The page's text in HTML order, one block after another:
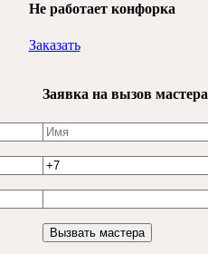
Не работает конфорка
Заказать
Заявка на вызов мастера